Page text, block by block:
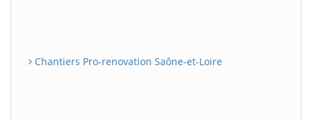
Chantiers Pro-renovation Saône-et-Loire